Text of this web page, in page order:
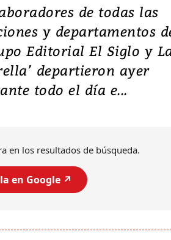
de todas las
y departamentos
Editorial El Siglo y
departieron ayer
todo el día e...
en los resultados de búsqueda.
en Google ↗️
Video: Lula lanza su
candidatura con
promesas de
en defensa, educación
tierras raras
Entre recuerdos y escuetas